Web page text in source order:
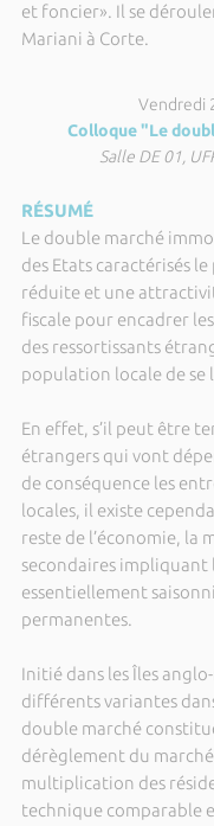
et foncier». Il se
Mariani à Corte.
Vendredi
Colloque "Le
Salle DE 01,
RÉSUMÉ
Le double marché
des Etats caractérisés
réduite et une
fiscale pour encadrer
des ressortissants
population locale de se
En effet, s’il peut être
étrangers qui vont
de conséquence les
locales, il existe
reste de l’économie, la
secondaires impliquant
essentiellement
permanentes.
Initié dans les Îles
différents variantes
double marché
dérèglement du
multiplication des
technique comparable